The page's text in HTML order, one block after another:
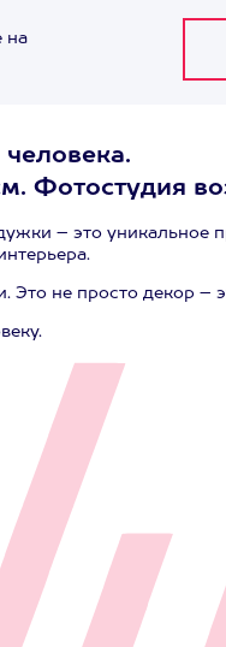
на
Фотостудия
– это уникальное
не просто декор –